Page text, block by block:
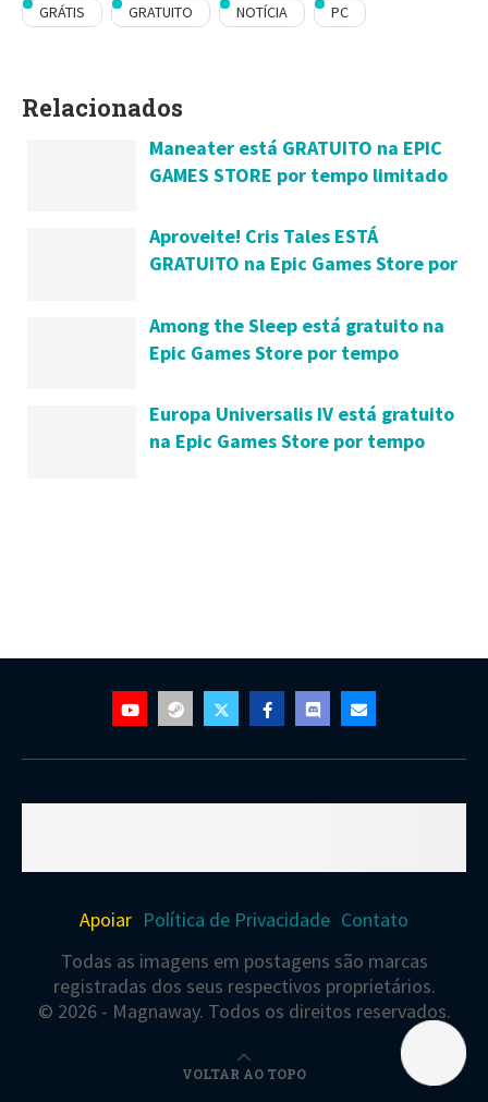
GRÁTIS GRATUITO NOTÍCIA PC
Relacionados
Maneater está GRATUITO na EPIC
GAMES STORE por tempo limitado
Aproveite! Cris Tales ESTÁ
GRATUITO na Epic Games Store por
Among the Sleep está gratuito na
Epic Games Store por tempo
Europa Universalis IV está gratuito
na Epic Games Store por tempo
Apoiar Política de Privacidade Contato
Todas as imagens em postagens são marcas
registradas dos seus respectivos proprietários.
© 2026 - Magnaway. Todos os direitos reservados.
VOLTAR AO TOPO